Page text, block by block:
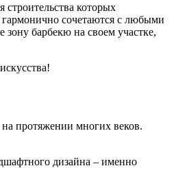
которых
сочетаются с любыми
барбекю на своем участке,
протяжении многих веков.
дизайна – именно